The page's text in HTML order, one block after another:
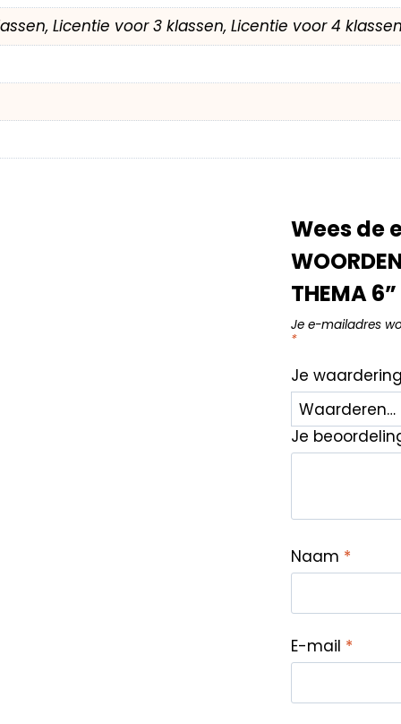
Licentie voor 3 klassen, Licentie voor 4
Wees de
THEMA
Je e-mailadres
*
Je waardering
Je
Naam *
E-mail *